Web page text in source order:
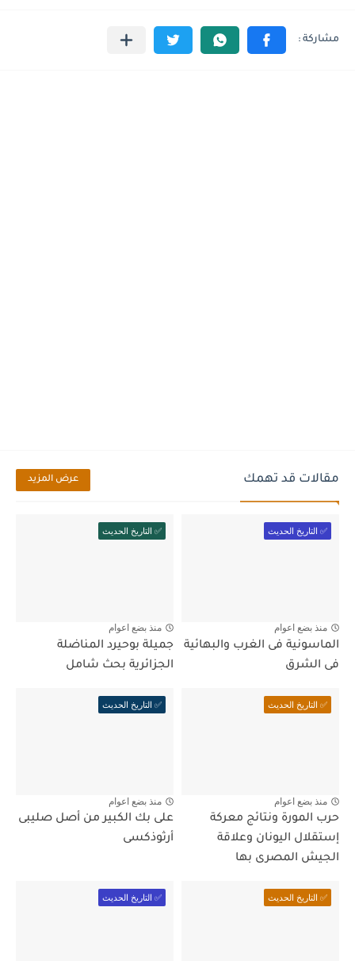
مقالات قد تهمك عرض المزيد
✅ التاريخ الحديث
منذ بضع اعوام
الماسونية فى الغرب والبهائية
فى الشرق
✅ التاريخ الحديث
منذ بضع اعوام
جميلة بوحيرد المناضلة
الجزائرية بحث شامل
✅ التاريخ الحديث
منذ بضع اعوام
حرب المورة ونتائج معركة
إستقلال اليونان وعلاقة
الجيش المصرى بها
✅ التاريخ الحديث
منذ بضع اعوام
على بك الكبير من أصل صليبى
أرثوذكسى
✅ التاريخ الحديث ✅ التاريخ الحديث